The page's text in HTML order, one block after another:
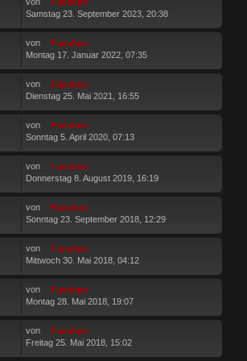
Samstag 23. September 2023, 20:38
von
Fanchen
Montag 17. Januar 2022, 07:35
von
Fanchen
Dienstag 25. Mai 2021, 16:55
von
Fanchen
Sonntag 5. April 2020, 07:13
von
Fanchen
Donnerstag 8. August 2019, 16:19
von
Fanchen
Sonntag 23. September 2018, 12:29
von
Fanchen
Mittwoch 30. Mai 2018, 04:12
von
Fanchen
Montag 28. Mai 2018, 19:07
von
Fanchen
Freitag 25. Mai 2018, 15:02